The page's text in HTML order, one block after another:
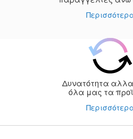
Δυνατότητα
όλα μας τα